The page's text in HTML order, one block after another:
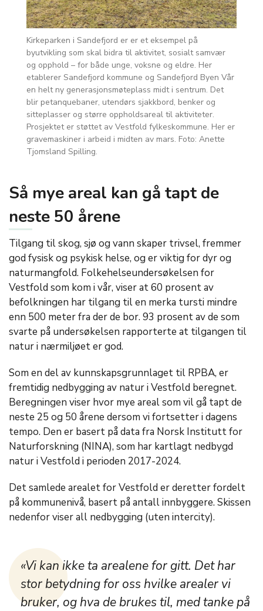
Kirkeparken i Sandefjord er er et eksempel på
byutvikling som skal bidra til aktivitet, sosialt samvær
og opphold – for både unge, voksne og eldre. Her
etablerer Sandefjord kommune og Sandefjord Byen Vår
en helt ny generasjonsmøteplass midt i sentrum. Det
blir petanquebaner, utendørs sjakkbord, benker og
sitteplasser og større oppholdsareal til aktiviteter.
Prosjektet er støttet av Vestfold fylkeskommune. Her er
gravemaskiner i arbeid i midten av mars. Foto: Anette
Tjomsland Spilling.
Så mye areal kan gå tapt de
neste 50 årene
Tilgang til skog, sjø og vann skaper trivsel, fremmer
god fysisk og psykisk helse, og er viktig for dyr og
naturmangfold. Folkehelseundersøkelsen for
Vestfold som kom i vår, viser at 60 prosent av
befolkningen har tilgang til en merka tursti mindre
enn 500 meter fra der de bor. 93 prosent av de som
svarte på undersøkelsen rapporterte at tilgangen til
natur i nærmiljøet er god.
Som en del av kunnskapsgrunnlaget til RPBA, er
fremtidig nedbygging av natur i Vestfold beregnet.
Beregningen viser hvor mye areal som vil gå tapt de
neste 25 og 50 årene dersom vi fortsetter i dagens
tempo. Den er basert på data fra Norsk Institutt for
Naturforskning (NINA), som har kartlagt nedbygd
natur i Vestfold i perioden 2017-2024.
Det samlede arealet for Vestfold er deretter fordelt
på kommunenivå, basert på antall innbyggere. Skissen
nedenfor viser all nedbygging (uten intercity).
«Vi kan ikke ta arealene for gitt. Det har
stor betydning for oss hvilke arealer vi
bruker, og hva de brukes til, med tanke på